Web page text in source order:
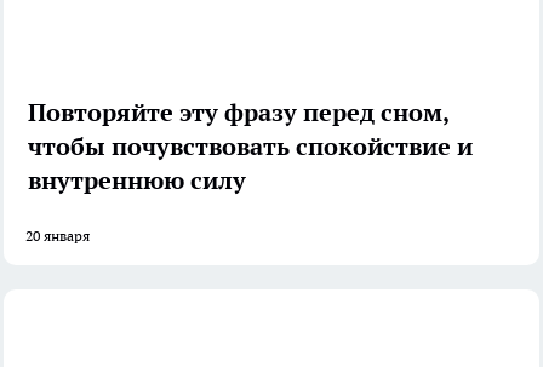
Повторяйте эту фразу перед сном,
чтобы почувствовать спокойствие и
внутреннюю силу
20 января